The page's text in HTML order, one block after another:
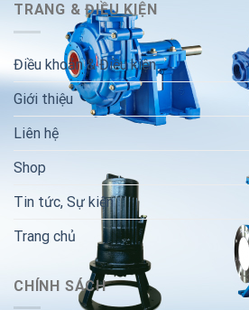
TRANG & ĐIỀU KIỆN
Điều khoản & Điều kiện
Giới thiệu
Liên hệ
Shop
Tin tức, Sự kiện
Trang chủ
CHÍNH SÁCH